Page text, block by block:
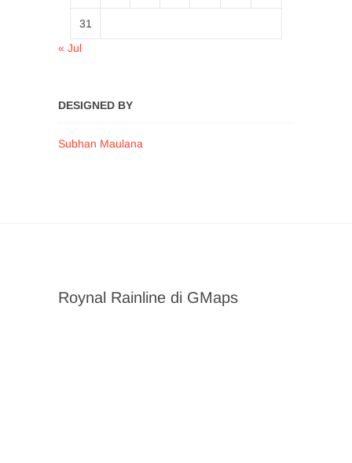
31
« Jul
DESIGNED BY
Subhan Maulana
Roynal Rainline di GMaps